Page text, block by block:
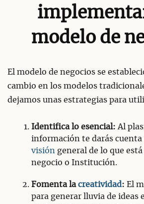
modelo de
El modelo de negocios se
cambio en los modelos
dejamos unas estrategias para
Identifica lo esencial: Al
información te darás cuenta
visión general de lo que
negocio o Institución.
Fomenta lacreatividad: El
para generar lluvia de ideas